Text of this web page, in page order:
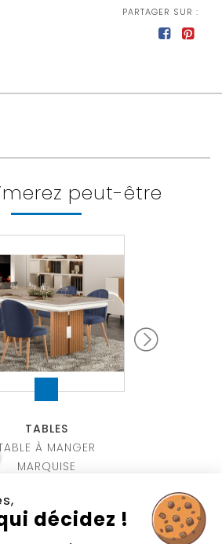
PARTAGER SUR :
peut-être
TABLES
À MANGER
MARQUISE
décidez !